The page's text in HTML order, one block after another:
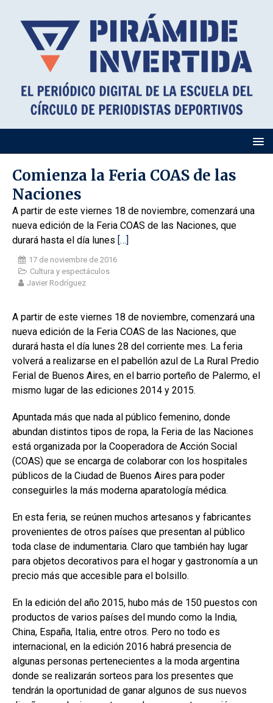
Comienza la Feria COAS de las
Naciones
A partir de este viernes 18 de noviembre, comenzará una
nueva edición de la Feria COAS de las Naciones, que
durará hasta el día lunes […]
17 de noviembre de 2016
Cultura y espectáculos
Javier Rodríguez
A partir de este viernes 18 de noviembre, comenzará una
nueva edición de la Feria COAS de las Naciones, que
durará hasta el día lunes 28 del corriente mes. La feria
volverá a realizarse en el pabellón azul de La Rural Predio
Ferial de Buenos Aires, en el barrio porteño de Palermo, el
mismo lugar de las ediciones 2014 y 2015.
Apuntada más que nada al público femenino, donde
abundan distintos tipos de ropa, la Feria de las Naciones
está organizada por la Cooperadora de Acción Social
(COAS) que se encarga de colaborar con los hospitales
públicos de la Ciudad de Buenos Aires para poder
conseguirles la más moderna aparatología médica.
En esta feria, se reúnen muchos artesanos y fabricantes
provenientes de otros países que presentan al público
toda clase de indumentaria. Claro que también hay lugar
para objetos decorativos para el hogar y gastronomía a un
precio más que accesible para el bolsillo.
En la edición del año 2015, hubo más de 150 puestos con
productos de varios países del mundo como la India,
China, España, Italia, entre otros. Pero no todo es
internacional, en la edición 2016 habrá presencia de
algunas personas pertenecientes a la moda argentina
donde se realizarán sorteos para los presentes que
tendrán la oportunidad de ganar algunos de sus nuevos